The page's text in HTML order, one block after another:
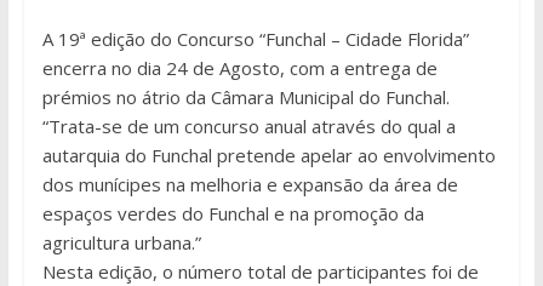
A 19ª edição do Concurso “Funchal – Cidade Florida”
encerra no dia 24 de Agosto, com a entrega de
prémios no átrio da Câmara Municipal do Funchal.
“Trata-se de um concurso anual através do qual a
autarquia do Funchal pretende apelar ao envolvimento
dos munícipes na melhoria e expansão da área de
espaços verdes do Funchal e na promoção da
agricultura urbana.”
Nesta edição, o número total de participantes foi de